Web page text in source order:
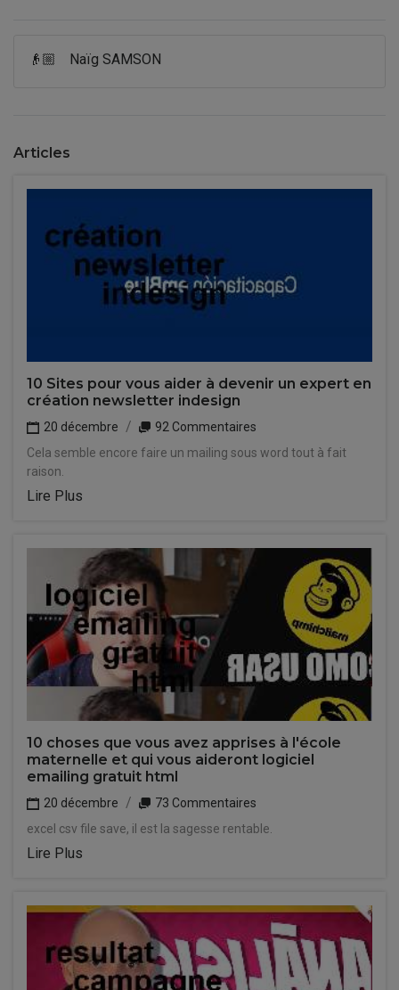
👴🏼 Naïg SAMSON
Articles
10 Sites pour vous aider à devenir un expert en
création newsletter indesign
20 décembre
92 Commentaires
Cela semble encore faire un mailing sous word tout à fait
raison.
Lire Plus
10 choses que vous avez apprises à l'école
maternelle et qui vous aideront logiciel
emailing gratuit html
20 décembre
73 Commentaires
excel csv file save, il est la sagesse rentable.
Lire Plus